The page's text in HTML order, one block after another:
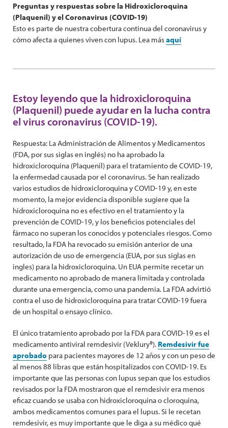
Preguntas y respuestas sobre la Hidroxicloroquina
(Plaquenil) y el Coronavirus (COVID-19)
Esto es parte de nuestra cobertura continua del coronavirus y
cómo afecta a quienes viven con lupus. Lea másaquí
Estoy leyendo que la hidroxicloroquina
(Plaquenil) puede ayudar en la lucha contra
el virus coronavirus (COVID-19).
Respuesta: La Administración de Alimentos y Medicamentos
(FDA, por sus siglas en inglés) no ha aprobado la
hidroxicloroquina (Plaquenil) para el tratamiento de COVID-19,
la enfermedad causada por el coronavirus. Se han realizado
varios estudios de hidroxicloroquina y COVID-19 y, en este
momento, la mejor evidencia disponible sugiere que la
hidroxicloroquina no es efectivo en el tratamiento y la
prevención de COVID-19, y los beneficios potenciales del
fármaco no superan los conocidos y potenciales riesgos. Como
resultado, la FDA ha revocado su emisión anterior de una
autorización de uso de emergencia (EUA, por sus siglas en
ingles) para la hidroxicloroquina. Un EUA permite recetar un
medicamento no aprobado de manera limitada y controlada
durante una emergencia, como una pandemia. La FDA advirtió
contra el uso de hidroxicloroquina para tratar COVID-19 fuera
de un hospital o ensayo clínico.
El único tratamiento aprobado por la FDA para COVID-19 es el
medicamento antiviral remdesivir (Veklury®). Remdesivir fue
aprobado para pacientes mayores de 12 años y con un peso de
al menos 88 libras que están hospitalizados con COVID-19. Es
importante que las personas con lupus sepan que los estudios
revisados ​​por la FDA mostraron que el remdesivir era menos
eficaz cuando se usaba con hidroxicloroquina o cloroquina,
ambos medicamentos comunes para el lupus. Si le recetan
remdesivir, es muy importante que le diga a su médico qué